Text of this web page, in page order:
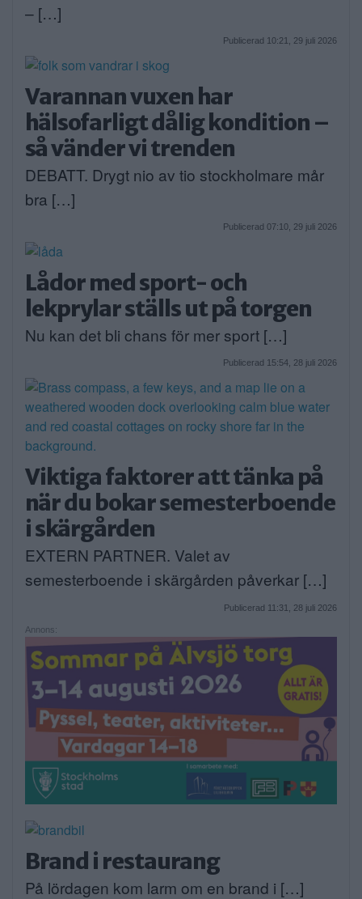
– […]
Publicerad 10:21, 29 juli 2026
Varannan vuxen har
hälsofarligt dålig kondition –
så vänder vi trenden
DEBATT. Drygt nio av tio stockholmare mår
bra […]
Publicerad 07:10, 29 juli 2026
Lådor med sport- och
lekprylar ställs ut på torgen
Nu kan det bli chans för mer sport […]
Publicerad 15:54, 28 juli 2026
Viktiga faktorer att tänka på
när du bokar semesterboende
i skärgården
EXTERN PARTNER. Valet av
semesterboende i skärgården påverkar […]
Publicerad 11:31, 28 juli 2026
Annons:
Brand i restaurang
På lördagen kom larm om en brand i […]